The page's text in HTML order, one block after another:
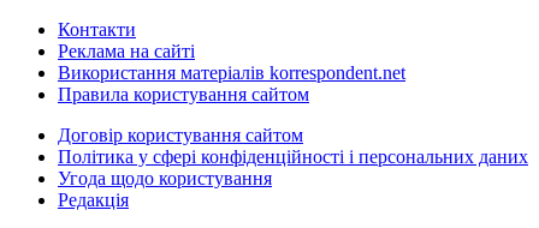
Контакти
Реклама на сайті
Використання матеріалів korrespondent.net
Правила користування сайтом
Договір користування сайтом
Політика у сфері конфіденційності і персональних даних
Угода щодо користування
Редакція